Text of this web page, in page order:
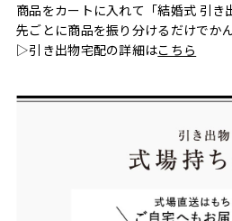
商品をカートに入れて「結婚式 引き
先ごとに商品を振り分けるだけでか
▷引き出物宅配の詳細はこちら